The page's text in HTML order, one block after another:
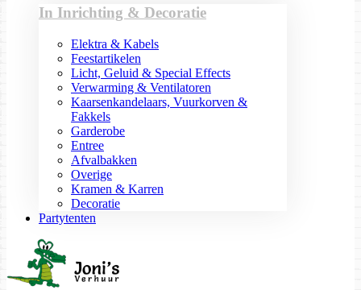
In Inrichting & Decoratie
Elektra & Kabels
Feestartikelen
Licht, Geluid & Special Effects
Verwarming & Ventilatoren
Kaarsenkandelaars, Vuurkorven &
Fakkels
Garderobe
Entree
Afvalbakken
Overige
Kramen & Karren
Decoratie
Partytenten